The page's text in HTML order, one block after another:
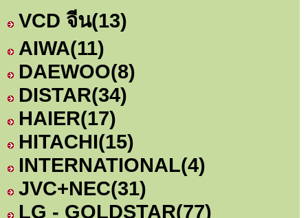
VCD จีน(13)
AIWA(11)
DAEWOO(8)
DISTAR(34)
HAIER(17)
HITACHI(15)
INTERNATIONAL(4)
JVC+NEC(31)
LG - GOLDSTAR(77)